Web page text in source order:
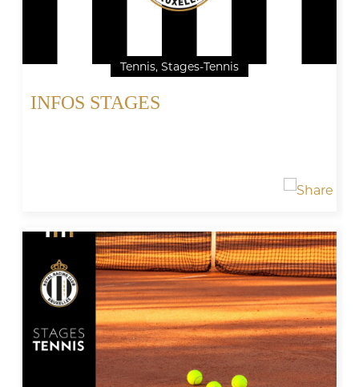
Tennis, Stages-Tennis
INFOS STAGES